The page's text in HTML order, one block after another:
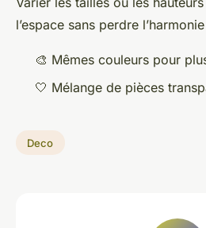
l’espace sans perdre
🎨 Mêmes couleurs pour
🤍 Mélange de pièces
Deco